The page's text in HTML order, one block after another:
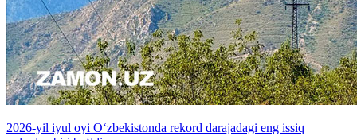
2026-yil iyul oyi O‘zbekistonda rekord darajadagi eng issiq